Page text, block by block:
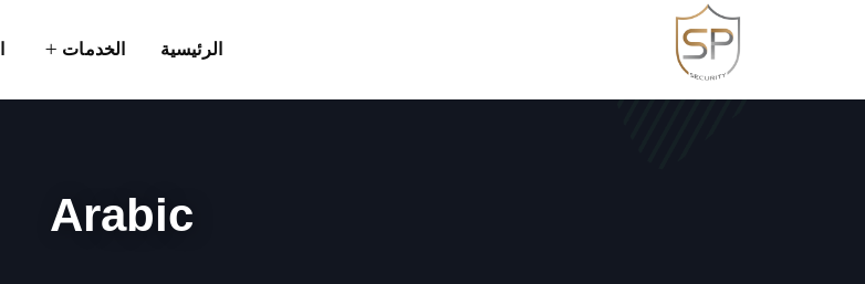
الرئيسية الخدمات
Arabic